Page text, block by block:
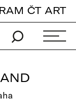
ČT ART